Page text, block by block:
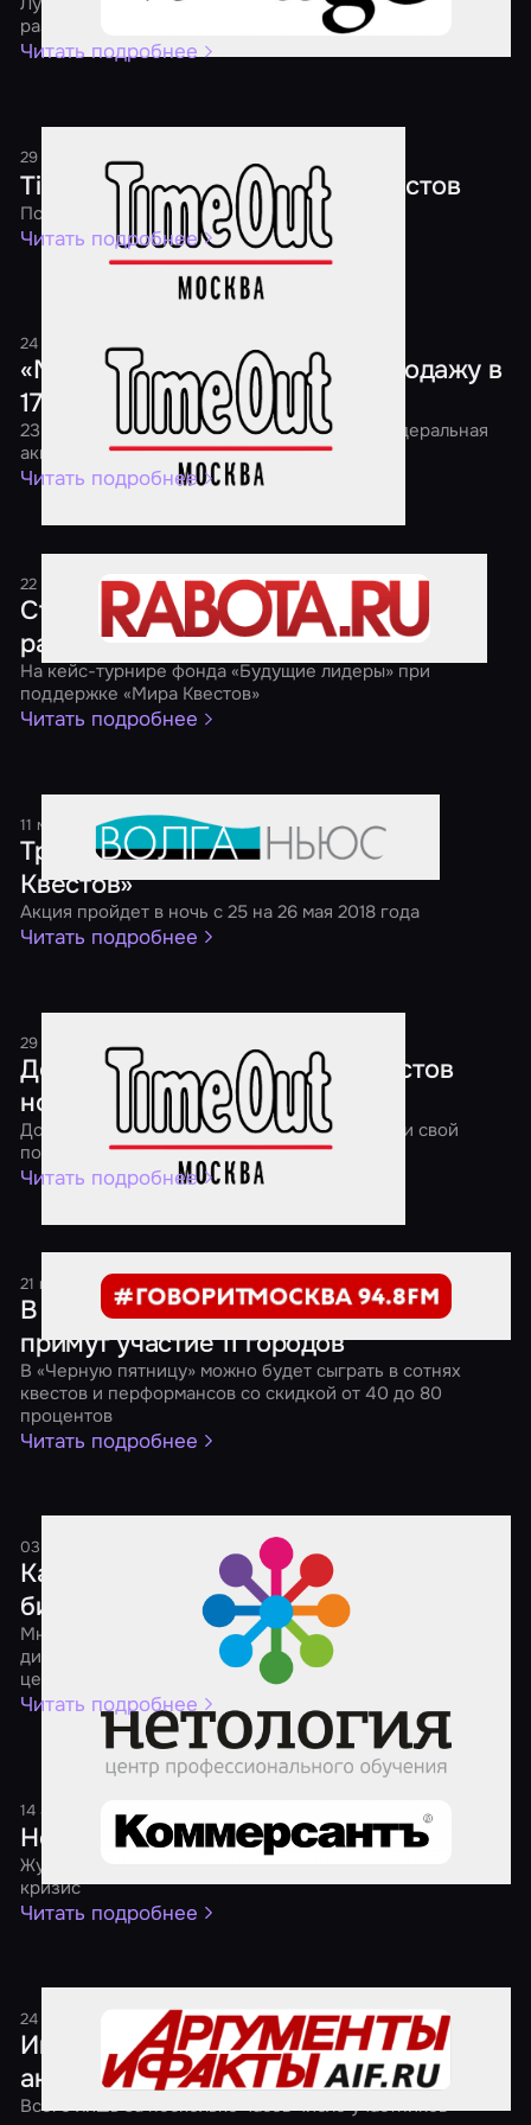
раздадут скидки уже четвертый год подряд
Читать подробнее
29 декабря 2018
Time Out: Новый год в мире квестов
Подарки каждому игроку!
Читать подробнее
24 ноября 20181 минута
«Мир Квестов» проведет распродажу в
17 городах страны
23 ноября в 7:00 утра в России начнется федеральная
акция «Black Friday Квесты 2018»
Читать подробнее
22 мая 20181 минута
Студенты предложили свое видение
развития рынка коворкингов
На кейс-турнире фонда «Будущие лидеры» при
поддержке «Мира Квестов»
Читать подробнее
11 мая 20181 минута
Третья ежегодная акция «Ночь
Квестов»
Акция пройдет в ночь с 25 на 26 мая 2018 года
Читать подробнее
29 декабря 2017
Дед Мороз отправил в мир квестов
новогодние подарки
До 13 января 2018 года вы тоже можете найти свой
подарок в квесте!
Читать подробнее
21 ноября 2017 1 минута
В «Черной пятнице» от «Мира Квестов»
примут участие 11 городов
В «Черную пятницу» можно будет сыграть в сотнях
квестов и перформансов со скидкой от 40 до 80
процентов
Читать подробнее
03 октября 2017
Как выбрать социальную сеть для
бизнеса
Мнения разных бизнесов о том, как продвигать студию
дизайнерской мебели, школу английского, фитнес-
центр и агрегатор квестов в соцсетях
Читать подробнее
14 августа 2017 1 минута
Нести свой квест
Журнал "Огонек" — о бизнесе, который расцвел в
кризис
Читать подробнее
24 мая 2017 1 минута
Играем, когда темно. В России прошла
акция "Ночь квестов"
Всего лишь за несколько часов число участников